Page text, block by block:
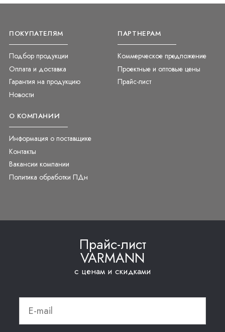
ПОКУПАТЕЛЯМ
Подбор продукции
Оплата и доставка
Гарантия на продукцию
Новости
ПАРТНЕРАМ
Коммерческое предложение
Проектные и оптовые цены
Прайс-лист
О КОМПАНИИ
Информация о поставщике
Контакты
Вакансии компании
Политика обработки ПДн
Прайс-лист
VARMANN
с ценам и скидками